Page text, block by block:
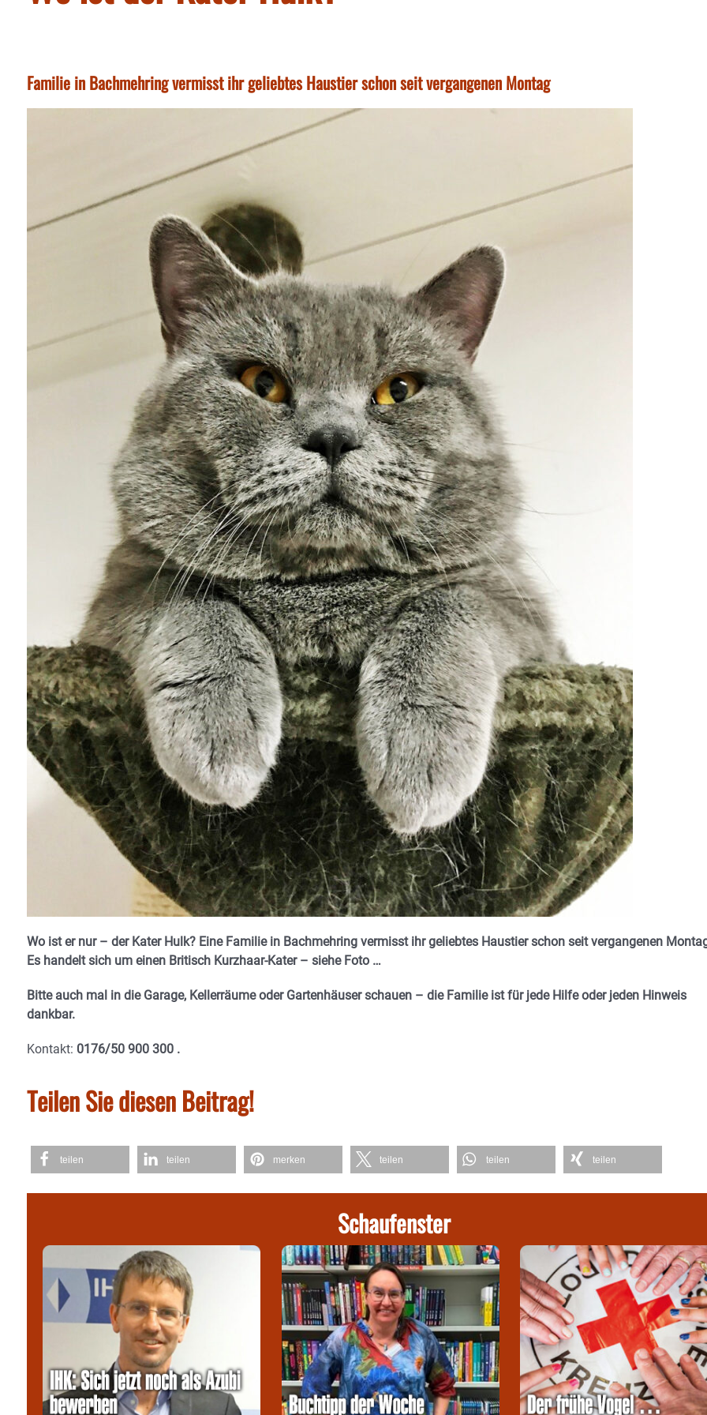
Familie in Bachmehring vermisst ihr geliebtes Haustier schon seit vergangenen Montag
Wo ist er nur – der Kater Hulk? Eine Familie in Bachmehring vermisst ihr geliebtes Haustier schon seit vergangenen
Es handelt sich um einen Britisch Kurzhaar-Kater – siehe Foto …
Bitte auch mal in die Garage, Kellerräume oder Gartenhäuser schauen – die Familie ist für jede Hilfe oder jeden Hinweis
dankbar.
Kontakt: 0176/50 900 300 .
Teilen Sie diesen Beitrag!
teilen teilen merken teilen teilen teilen
Schaufenster